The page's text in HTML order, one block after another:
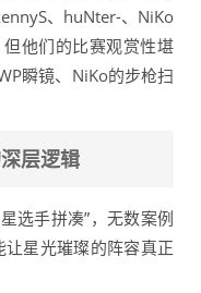
、huNter-、NiKo
他们的比赛观赏性堪
瞬镜、NiKo的步枪扫
层逻辑
选手拼凑”，无数案例
星光璀璨的阵容真正